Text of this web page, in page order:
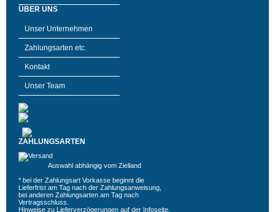
ÜBER UNS
Unser Unternehmen
Zahlungsarten etc.
Kontakt
Unser Team
ZAHLUNGSARTEN
Auswahl abhängig vom Zielland
* bei der Zahlungsart Vorkasse beginnt die
Lieferfrist am Tag nach der Zahlungsanweisung,
bei anderen Zahlungsarten am Tag nach
Vertragsschluss.
Hinweise zu Lieferverzögerungen auf der Infoseite